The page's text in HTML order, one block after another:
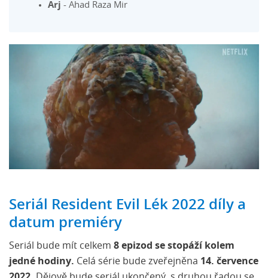
Arj - Ahad Raza Mir
Seriál Resident Evil Lék 2022 díly a
datum premiéry
Seriál bude mít celkem 8 epizod se stopáží kolem
jedné hodiny. Celá série bude zveřejněna 14. července